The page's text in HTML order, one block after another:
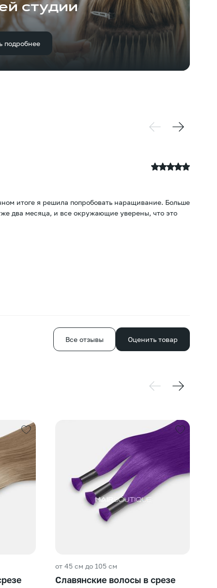
студии
подробнее
итоге я решила попробовать наращивание. Больше
два месяца, и все окружающие уверены, что это
Все отзывы Оценить товар
от 45 см до 105 см
Славянские волосы в срезе